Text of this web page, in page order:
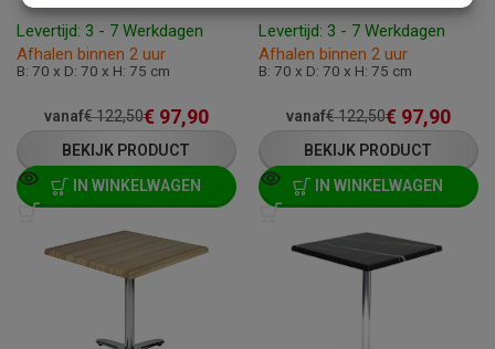
Levertijd: 3 - 7 Werkdagen
Afhalen binnen 2 uur
B: 70 x D: 70 x H: 75 cm
vanaf€122,50€ 97,90
BEKIJK PRODUCT
IN WINKELWAGEN
Levertijd: 3 - 7 Werkdagen
Afhalen binnen 2 uur
B: 70 x D: 70 x H: 75 cm
vanaf€122,50€ 97,90
BEKIJK PRODUCT
IN WINKELWAGEN